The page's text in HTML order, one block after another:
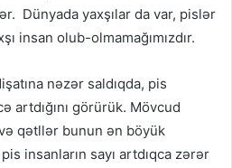
Dünyada yaxşılar da var, pislər
insan olub-olmamağımızdır.
nəzər saldıqda, pis
artdığını görürük. Mövcud
qətllər bunun ən böyük
insanların sayı artdıqca zərər